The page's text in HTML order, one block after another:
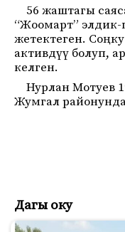
56 жаштагы
“Жоомарт”
жетектеген.
активдүү болуп,
келген.
Нурлан Мотуев
Жумгал
Дагы оку